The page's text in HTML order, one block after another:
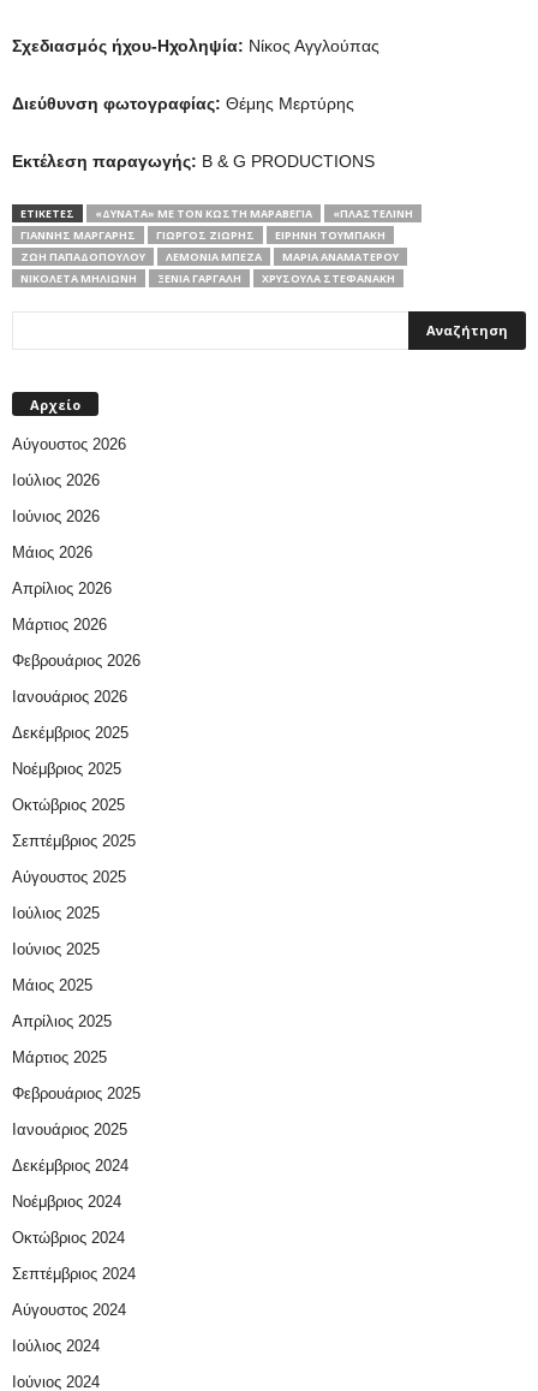
Σχεδιασμός ήχου-Ηχοληψία: Νίκος Αγγλούπας
Διεύθυνση φωτογραφίας: Θέμης Μερτύρης
Εκτέλεση παραγωγής: B & G PRODUCTIONS
ΕΤΙΚΕΤΕΣ «ΔΥΝΑΤΆ» ΜΕ ΤΟΝ ΚΩΣΤΉ ΜΑΡΑΒΈΓΙΑ
«ΠΛΑΣΤΕΛΊΝΗ
ΓΙΆΝΝΗΣ ΜΑΡΓΆΡΗΣ
ΓΙΏΡΓΟΣ ΖΙΏΡΗΣ
ΕΙΡΉΝΗ ΤΟΥΜΠΆΚΗ
ΖΩΉ ΠΑΠΑΔΟΠΟΎΛΟΥ
ΛΕΜΟΝΙΆ ΜΠΈΖΑ
ΜΑΡΊΑ ΑΝΑΜΑΤΕΡΟΎ
ΝΙΚΟΛΈΤΑ ΜΗΛΙΏΝΗ
ΞΈΝΙΑ ΓΑΡΓΆΛΗ ΧΡΥΣΟΎΛΑ ΣΤΕΦΑΝΆΚΗ
Αρχείο
Αύγουστος 2026
Ιούλιος 2026
Ιούνιος 2026
Μάιος 2026
Απρίλιος 2026
Μάρτιος 2026
Φεβρουάριος 2026
Ιανουάριος 2026
Δεκέμβριος 2025
Νοέμβριος 2025
Οκτώβριος 2025
Σεπτέμβριος 2025
Αύγουστος 2025
Ιούλιος 2025
Ιούνιος 2025
Μάιος 2025
Απρίλιος 2025
Μάρτιος 2025
Φεβρουάριος 2025
Ιανουάριος 2025
Δεκέμβριος 2024
Νοέμβριος 2024
Οκτώβριος 2024
Σεπτέμβριος 2024
Αύγουστος 2024
Ιούλιος 2024
Ιούνιος 2024